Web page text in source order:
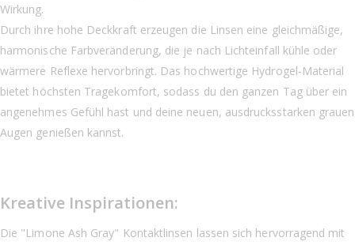
Wirkung.
Durch ihre hohe Deckkraft erzeugen die Linsen eine gleichmäßige,
harmonische Farbveränderung, die je nach Lichteinfall kühle oder
wärmere Reflexe hervorbringt. Das hochwertige Hydrogel-Material
bietet höchsten Tragekomfort, sodass du den ganzen Tag über ein
angenehmes Gefühl hast und deine neuen, ausdrucksstarken grauen
Augen genießen kannst.
Kreative Inspirationen:
Die "Limone Ash Gray" Kontaktlinsen lassen sich hervorragend mit